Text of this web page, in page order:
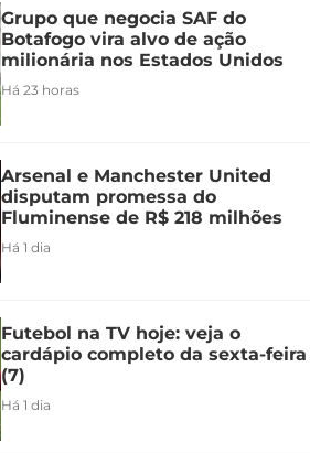
Grupo que negocia SAF do
Botafogo vira alvo de ação
milionária nos Estados Unidos
Há 23 horas
Arsenal e Manchester United
disputam promessa do
Fluminense de R$ 218 milhões
Há 1 dia
Futebol na TV hoje: veja o
cardápio completo da sexta-feira
(7)
Há 1 dia